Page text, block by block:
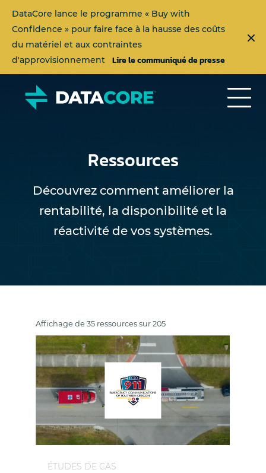
DataCore lance le programme « Buy with
Confidence » pour faire face à la hausse des coûts
du matériel et aux contraintes
d'approvisionnement
Lire le communiqué de presse
Ressources
Découvrez comment améliorer la
rentabilité, la disponibilité et la
réactivité de vos systèmes.
Affichage de 35 ressources sur 205
ÉTUDES DE CAS